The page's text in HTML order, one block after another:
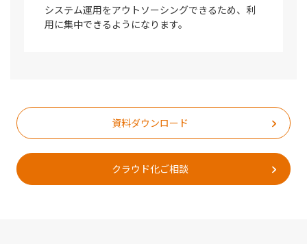
システム運用をアウトソーシングできるため、利
用に集中できるようになります。
資料ダウンロード
クラウド化ご相談